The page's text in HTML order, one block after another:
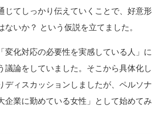
じてしっかり伝えていくことで、好意形
ないか？ という仮説を立てました。
変化対応の必要性を実感している人」に
議論をしていました。そこから具体化し
ディスカッションしましたが、ペルソナ
企業に勤めている女性」として始めてみ